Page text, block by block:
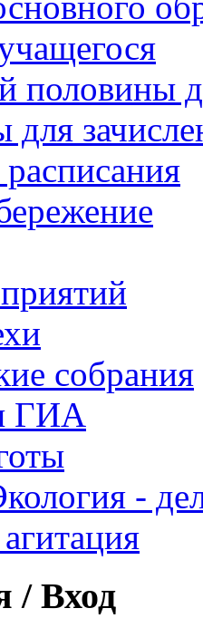
половины
собрания
ГИА
-
/ Вход